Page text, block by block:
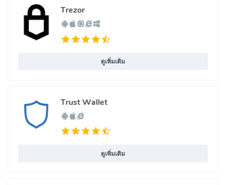
Trezor
ดูเพิ่มเติม
Trust Wallet
ดูเพิ่มเติม